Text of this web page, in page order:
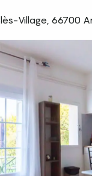
Village, 66700